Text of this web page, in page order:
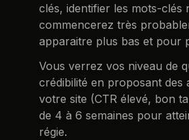
clés, identifier les mots-clés
commencerez très
apparaitre plus bas et pour
Vous verrez vos niveau de
crédibilité en proposant
votre site (CTR élevé, bon
de 4 à 6 semaines pour
régie.